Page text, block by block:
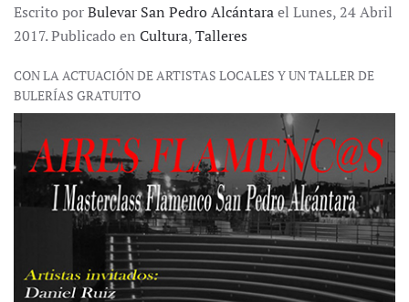
Escrito porBulevar San Pedro Alcántarael Lunes, 24 Abril
2017. Publicado en Cultura,Talleres
CON LA ACTUACIÓN DE ARTISTAS LOCALES Y UN TALLER DE
BULERÍAS GRATUITO